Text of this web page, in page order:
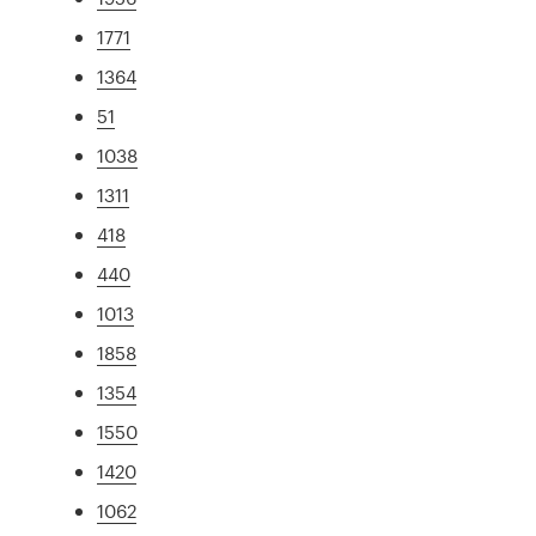
1771
1364
51
1038
1311
418
440
1013
1858
1354
1550
1420
1062